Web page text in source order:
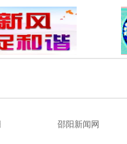
邵阳新闻网